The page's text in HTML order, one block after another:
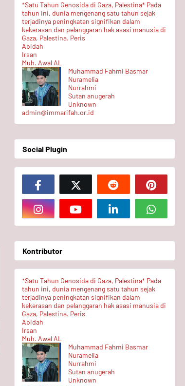
*Satu Tahun Genosida di Gaza, Palestina* Pada
tahun ini, dunia mengenang satu tahun sejak
terjadinya peningkatan signifikan dalam
kekerasan dan pelanggaran hak asasi manusia di
Gaza, Palestina. Peris
Abidah
Irsan
Muh. Awal AL
Muhammad Fahmi Basmar
Nuramelia
Nurrahmi
Sutan anugerah
Unknown
admin@immarifah.or.id
Social Plugin
Kontributor
*Satu Tahun Genosida di Gaza, Palestina* Pada
tahun ini, dunia mengenang satu tahun sejak
terjadinya peningkatan signifikan dalam
kekerasan dan pelanggaran hak asasi manusia di
Gaza, Palestina. Peris
Abidah
Irsan
Muh. Awal AL
Muhammad Fahmi Basmar
Nuramelia
Nurrahmi
Sutan anugerah
Unknown